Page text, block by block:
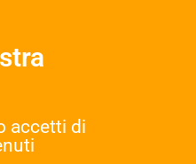
accetti di